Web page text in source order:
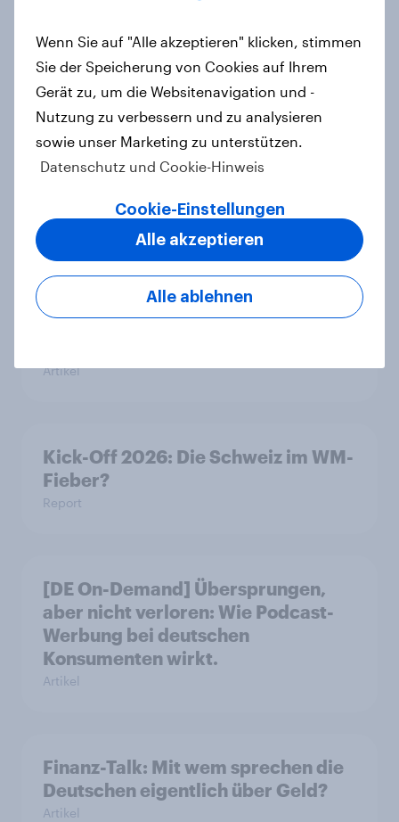
Searching for answers: How AI is
changing online discovery in 2026
Zwischen Haltung und Wirkung
"High Protein" ist vom Fitness- zum
Artikel
Kick-Off 2026: Die Schweiz im WM-
Fieber?​
Report
[DE On-Demand] Übersprungen,
aber nicht verloren: Wie Podcast-
Werbung bei deutschen
Konsumenten wirkt.
Artikel
Finanz-Talk: Mit wem sprechen die
Deutschen eigentlich über Geld?
Artikel
Wenn Sie auf "Alle akzeptieren" klicken, stimmen
Sie der Speicherung von Cookies auf Ihrem
Gerät zu, um die Websitenavigation und -
Nutzung zu verbessern und zu analysieren
sowie unser Marketing zu unterstützen.
Datenschutz und Cookie-Hinweis
Cookie-Einstellungen
Alle ablehnen
Alle akzeptieren